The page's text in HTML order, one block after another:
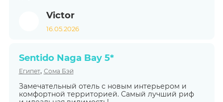
Victor
16.05.2026
Sentido Naga Bay 5*
Египет, Сома Бэй
Замечательный отель с новым интерьером и
комфортной территорией. Самый лучший риф